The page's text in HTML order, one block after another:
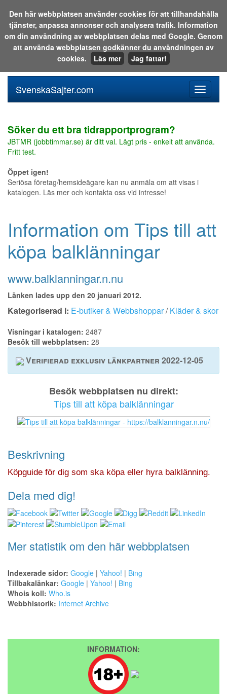
Sök i katalogen eller på webben:
meny
SvenskaSajter.com
Söker du ett bra tidrapportprogram?
JBTMR (jobbtimmar.se) är ditt val. Lågt pris - enkelt att använda.
Fritt test.
Öppet igen!
Seriösa företag/hemsideägare kan nu anmäla om att visas i
katalogen. Läs mer och kontakta oss vid intresse!
Information om Tips till att
köpa balklänningar
www.balklanningar.n.nu
Länken lades upp den 20 januari 2012.
Kategoriserad i: E-butiker & Webbshoppar/Kläder & skor
Visningar i katalogen: 2487
Besök till webbplatsen: 28
Verifierad exklusiv länkpartner 2022-12-05
Besök webbplatsen nu direkt:
Tips till att köpa balklänningar
Beskrivning
Köpguide för dig som ska köpa eller hyra balklänning.
Dela med dig!
Mer statistik om den här webbplatsen
Indexerade sidor: Google | Yahoo! | Bing
Tillbakalänkar: Google | Yahoo! | Bing
Whois koll: Who.is
Webbhistorik: Internet Archive
INFORMATION:
Den här webbplatsen använder cookies för att tillhandahålla
tjänster, anpassa annonser och analysera trafik. Information
om din användning av webbplatsen delas med Google. Genom
att använda webbplatsen godkänner du användningen av
cookies.
Läs mer Jag fattar!